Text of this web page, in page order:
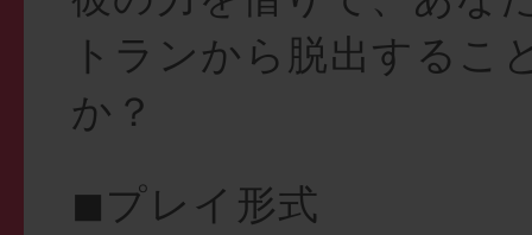
トランから脱出するこ
か？
◼︎プレイ形式